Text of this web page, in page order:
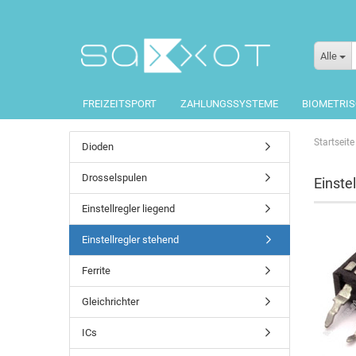
Alle
FREIZEITSPORT ZAHLUNGSSYSTEME
Startseite
Dioden
Drosselspulen
Einstellregler liegend
Einstellregler stehend
Ferrite
Gleichrichter
ICs